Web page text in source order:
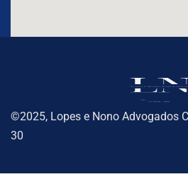
©2025, Lopes e Nono Advogados
30